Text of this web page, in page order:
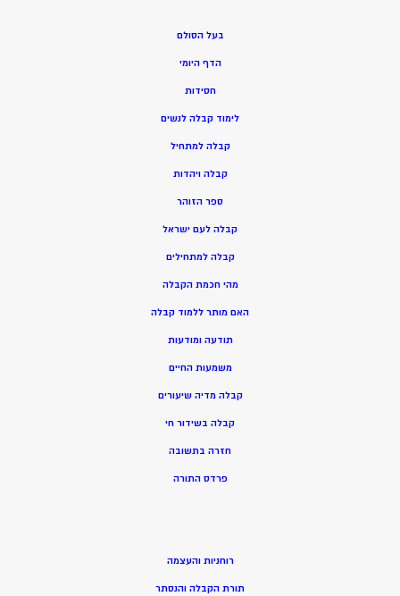
בעל הסולם
הדף היומי
חסידות
לימוד קבלה לנשים
קבלה למתחיל
קבלה ויהדות
ספר הזוהר
קבלה לעם ישראל
קבלה למתחילים
מהי חכמת הקבלה
האם מותר ללמוד קבלה
תודעה ומודעות
משמעות החיים
קבלה מדיה שיעורים
קבלה בשידור חי
חזרה בתשובה
פרדס התורה
רוחניות והעצמה
תורת הקבלה והנסתר